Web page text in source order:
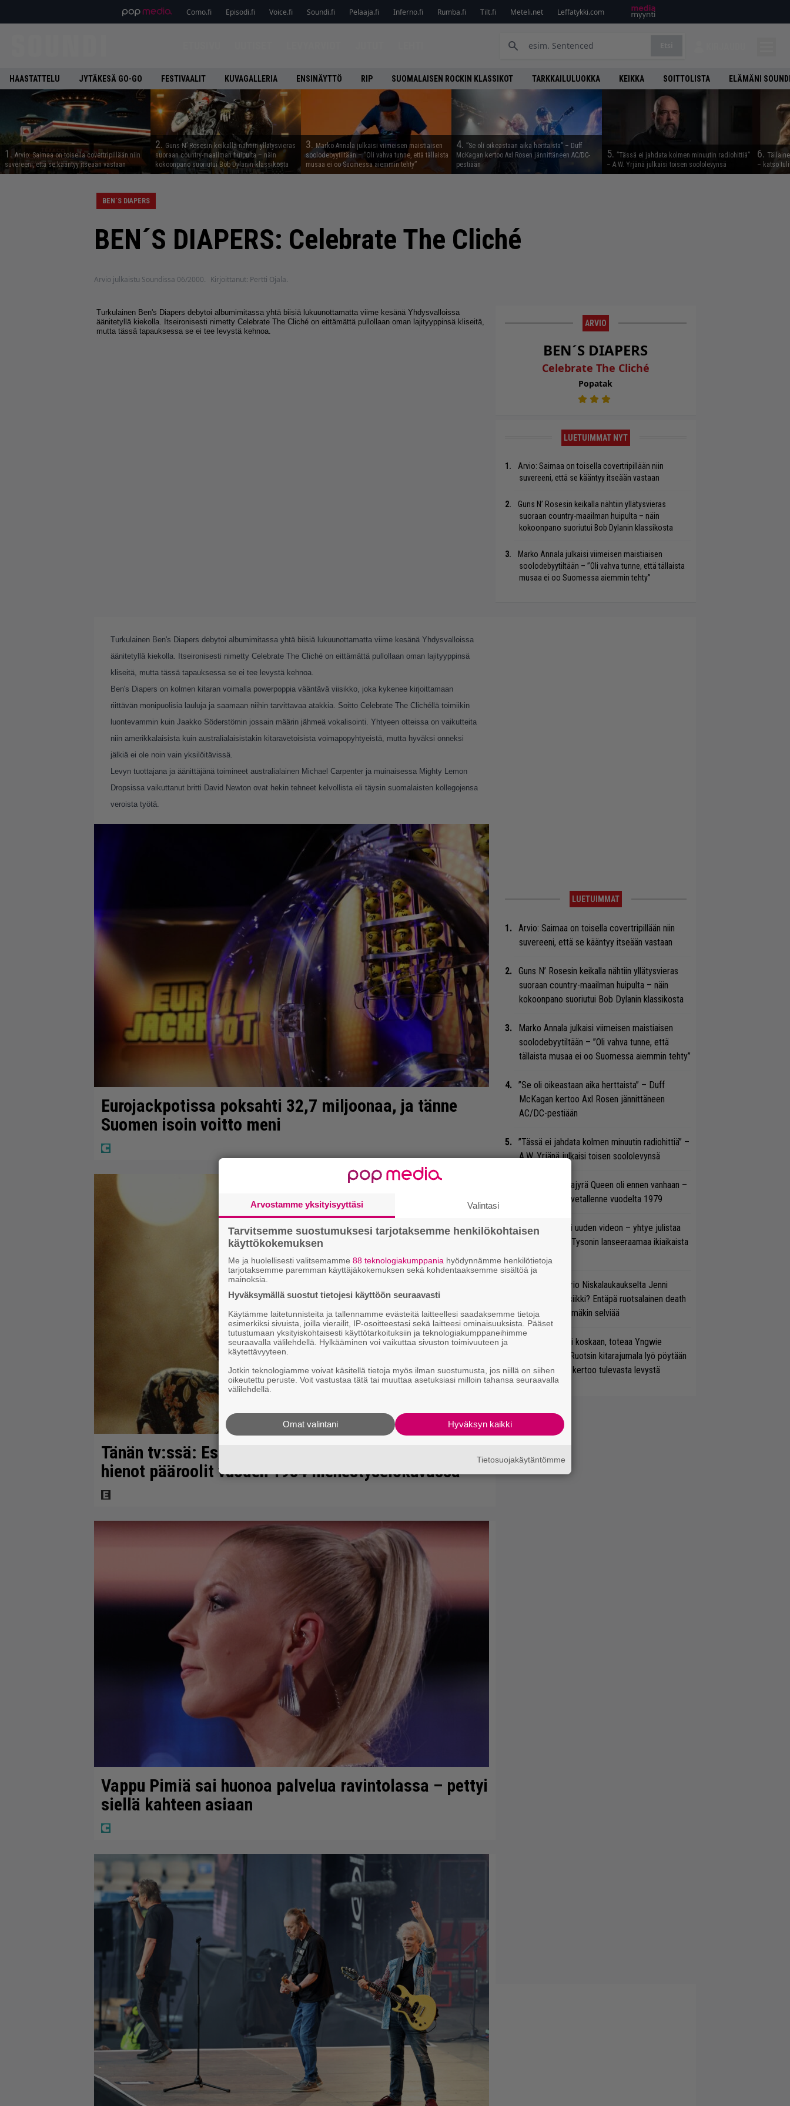
Como.fi Episodi.fi Voice.fi Soundi.fi Pelaaja.fi Inferno.fi Rumba.fi Tilt.fi Meteli.net Leffatykki.com
HAASTATTELU JYTÄKESÄ GO-GO FESTIVAALIT KUVAGALLERIA ENSINÄYTTÖ RIP SUOMALAISEN ROCKIN KLASSIKOT TARKKAILULUOKKA KEIKKA SOITTOLISTA ELÄMÄNI
1. Arvio: Saimaa on toisella covertripillään niin
suvereeni, että se kääntyy itseään vastaan
2. Guns N’ Rosesin keikalla nähtiin yllätysvieras
suoraan country-maailman huipulta – näin
kokoonpano suoriutui Bob Dylanin klassikosta
3. Marko Annala julkaisi viimeisen maistiaisen
soolodebyytiltään – ”Oli vahva tunne, että tällaista
musaa ei oo Suomessa aiemmin tehty”
4. ”Se oli oikeastaan aika herttaista” – Duff
McKagan kertoo Axl Rosen jännittäneen AC/DC-
pestiään
5. ”Tässä ei jahdata kolmen minuutin radiohittiä”
– A.W. Yrjänä julkaisi toisen soololevynsä
6.
– katso
BEN´S DIAPERS
BEN´S DIAPERS: Celebrate The Cliché
Arvio julkaistu Soundissa 06/2000. Kirjoittanut: Pertti Ojala.
Turkulainen Ben's Diapers debytoi albumimitassa yhtä biisiä lukuunottamatta viime kesänä Yhdysvalloissa
äänitetyllä kiekolla. Itseironisesti nimetty Celebrate The Cliché on eittämättä pullollaan oman lajityyppinsä kliseitä,
mutta tässä tapauksessa se ei tee levystä kehnoa.
ARVIO
BEN´S DIAPERS
Celebrate The Cliché
Popatak
LUETUIMMAT NYT
Arvio: Saimaa on toisella covertripillään niin
suvereeni, että se kääntyy itseään vastaan
Guns N’ Rosesin keikalla nähtiin yllätysvieras
suoraan country-maailman huipulta – näin
kokoonpano suoriutui Bob Dylanin klassikosta
Marko Annala julkaisi viimeisen maistiaisen
soolodebyytiltään – ”Oli vahva tunne, että tällaista
musaa ei oo Suomessa aiemmin tehty”
Turkulainen Ben's Diapers debytoi albumimitassa yhtä biisiä lukuunottamatta viime kesänä Yhdysvalloissa
äänitetyllä kiekolla. Itseironisesti nimetty Celebrate The Cliché on eittämättä pullollaan oman lajityyppinsä
kliseitä, mutta tässä tapauksessa se ei tee levystä kehnoa.
Ben's Diapers on kolmen kitaran voimalla powerpoppia vääntävä viisikko, joka kykenee kirjoittamaan
riittävän monipuolisia lauluja ja saamaan niihin tarvittavaa atakkia. Soitto Celebrate The Clichéllä toimiikin
luontevammin kuin Jaakko Söderstömin jossain määrin jähmeä vokalisointi. Yhtyeen otteissa on vaikutteita
niin amerikkalaisista kuin australialaisistakin kitaravetoisista voimapopyhtyeistä, mutta hyväksi onneksi
jälkiä ei ole noin vain yksilöitävissä.
Levyn tuottajana ja äänittäjänä toimineet australialainen Michael Carpenter ja muinaisessa Mighty Lemon
Dropsissa vaikuttanut britti David Newton ovat hekin tehneet kelvollista eli täysin suomalaisten kollegojensa
veroista työtä.
Eurojackpotissa poksahti 32,7 miljoonaa, ja tänne
Suomen isoin voitto meni
Tänän tv:ssä: Esko Salminen ja Satu Silvo tekevät
hienot pääroolit vuoden 1984 menestyselokuvassa
Vappu Pimiä sai huonoa palvelua ravintolassa – pettyi
siellä kahteen asiaan
LUETUIMMAT
Arvio: Saimaa on toisella covertripillään niin
suvereeni, että se kääntyy itseään vastaan
Guns N’ Rosesin keikalla nähtiin yllätysvieras
suoraan country-maailman huipulta – näin
kokoonpano suoriutui Bob Dylanin klassikosta
Marko Annala julkaisi viimeisen maistiaisen
soolodebyytiltään – ”Oli vahva tunne, että
tällaista musaa ei oo Suomessa aiemmin tehty”
”Se oli oikeastaan aika herttaista” – Duff
McKagan kertoo Axl Rosen jännittäneen
AC/DC-pestiään
”Tässä ei jahdata kolmen minuutin radiohittiä” –
A.W. Yrjänä julkaisi toisen soololevynsä
Tällainen keikkajyrä Queen oli ennen vanhaan –
katso tulinen livetallenne vuodelta 1979
Anthrax julkaisi uuden videon – yhtye julistaa
biisillään Mike Tysonin lanseeraamaa ikiaikaista
viisautta
Miten taipuu Trio Niskalaukaukselta Jenni
Vartiaisen musiikki? Entäpä ruotsalainen death
metal? Pian tämäkin selviää
Se on nyt tai ei koskaan, toteaa Yngwie
Malmsteen – Ruotsin kitarajumala lyö pöytään
uuden biisin ja kertoo tulevasta levystä
Arvostamme yksityisyyttäsi Valintasi
Tarvitsemme suostumuksesi tarjotaksemme henkilökohtaisen
käyttökokemuksen
Me ja huolellisesti valitsemamme 88 teknologiakumppania hyödynnämme henkilötietoja
tarjotaksemme paremman käyttäjäkokemuksen sekä kohdentaaksemme sisältöä ja
mainoksia.
Hyväksymällä suostut tietojesi käyttöön seuraavasti
Käytämme laitetunnisteita ja tallennamme evästeitä laitteellesi saadaksemme tietoja
esimerkiksi sivuista, joilla vierailit, IP-osoitteestasi sekä laitteesi ominaisuuksista. Pääset
tutustumaan yksityiskohtaisesti käyttötarkoituksiin ja teknologiakumppaneihimme
seuraavalla välilehdellä. Hylkääminen voi vaikuttaa sivuston toimivuuteen ja
käytettävyyteen.
Jotkin teknologiamme voivat käsitellä tietoja myös ilman suostumusta, jos niillä on siihen
oikeutettu peruste. Voit vastustaa tätä tai muuttaa asetuksiasi milloin tahansa seuraavalla
välilehdellä.
Hyväksyn kaikki
Omat valintani
Tietosuojakäytäntömme